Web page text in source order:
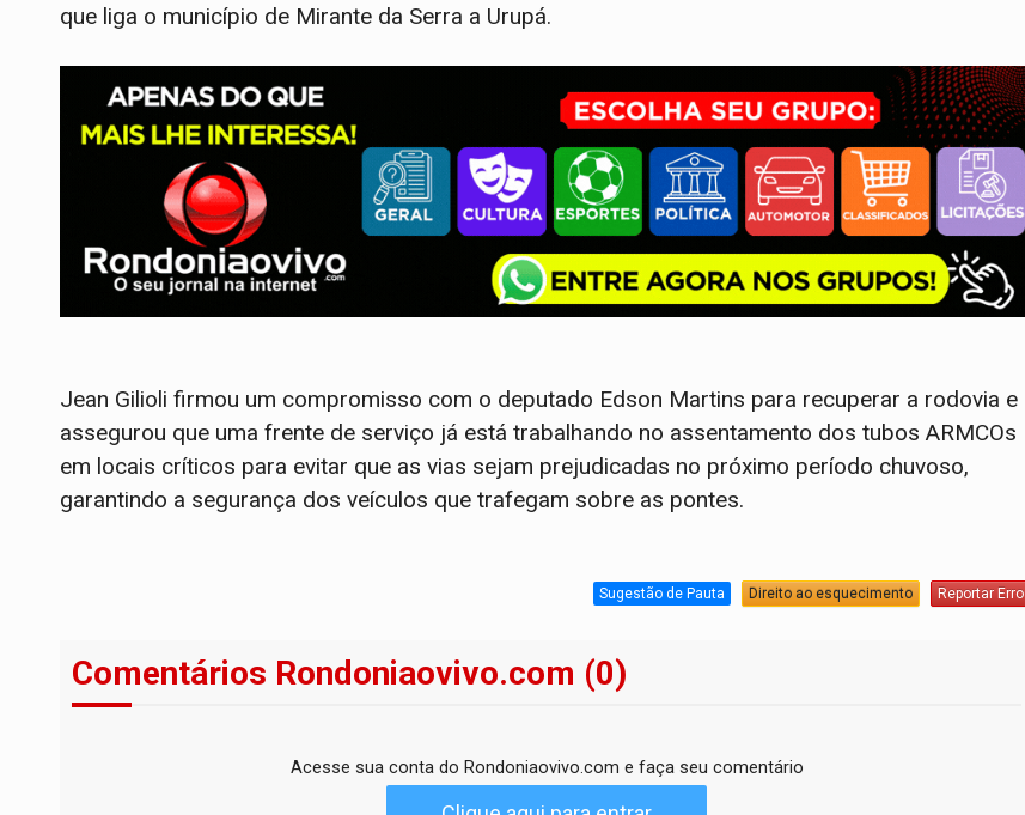
que liga o município de Mirante da Serra a Urupá.
Jean Gilioli firmou um compromisso com o deputado Edson Martins para recuperar a rodovia e
assegurou que uma frente de serviço já está trabalhando no assentamento dos tubos ARMCOs
em locais críticos para evitar que as vias sejam prejudicadas no próximo período chuvoso,
garantindo a segurança dos veículos que trafegam sobre as pontes.
Sugestão de Pauta Direito ao esquecimento Reportar Erro
Comentários Rondoniaovivo.com (0)
Acesse sua conta do Rondoniaovivo.com e faça seu comentário